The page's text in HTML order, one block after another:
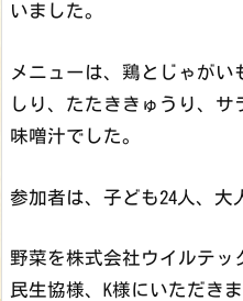
いました。
メニューは、鶏とじゃが
しり、たたききゅうり、
味噌汁でした。
参加者は、子ども24人、大
野菜を株式会社ウイルテッ
民生協様、K様にいただきま